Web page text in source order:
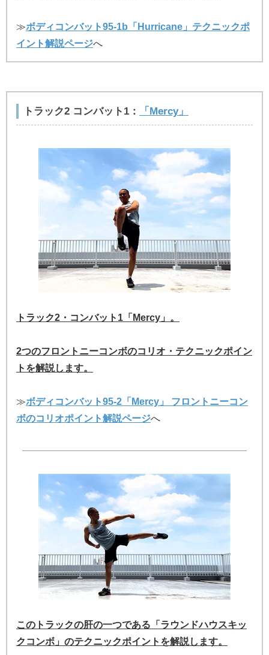
≫ボディコンバット95-1b「Hurricane」テクニックポ
イント解説ページへ
トラック2 コンバット1： 「Mercy」
トラック2・コンバット1「Mercy」。
2つのフロントニーコンボのコリオ・テクニックポイン
トを解説します。
≫ボディコンバット95-2「Mercy」 フロントニーコン
ボのコリオポイント解説ページへ
このトラックの肝の一つである「ラウンドハウスキッ
クコンボ」のテクニックポイントを解説します。